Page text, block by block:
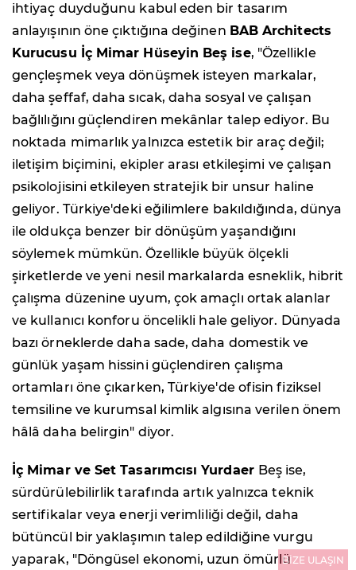
ihtiyaç duyduğunu kabul eden bir tasarım
anlayışının öne çıktığına değinen BAB Architects
Kurucusu İç Mimar Hüseyin Beş ise, "Özellikle
gençleşmek veya dönüşmek isteyen markalar,
daha şeffaf, daha sıcak, daha sosyal ve çalışan
bağlılığını güçlendiren mekânlar talep ediyor. Bu
noktada mimarlık yalnızca estetik bir araç değil;
iletişim biçimini, ekipler arası etkileşimi ve çalışan
psikolojisini etkileyen stratejik bir unsur haline
geliyor. Türkiye'deki eğilimlere bakıldığında, dünya
ile oldukça benzer bir dönüşüm yaşandığını
söylemek mümkün. Özellikle büyük ölçekli
şirketlerde ve yeni nesil markalarda esneklik, hibrit
çalışma düzenine uyum, çok amaçlı ortak alanlar
ve kullanıcı konforu öncelikli hale geliyor. Dünyada
bazı örneklerde daha sade, daha domestik ve
günlük yaşam hissini güçlendiren çalışma
ortamları öne çıkarken, Türkiye'de ofisin fiziksel
temsiline ve kurumsal kimlik algısına verilen önem
hâlâ daha belirgin" diyor.
İç Mimar ve Set Tasarımcısı Yurdaer Beş ise,
sürdürülebilirlik tarafında artık yalnızca teknik
sertifikalar veya enerji verimliliği değil, daha
bütüncül bir yaklaşımın talep edildiğine vurgu
yaparak, "Döngüsel ekonomi, uzun ömürlüBİZE ULAŞIN